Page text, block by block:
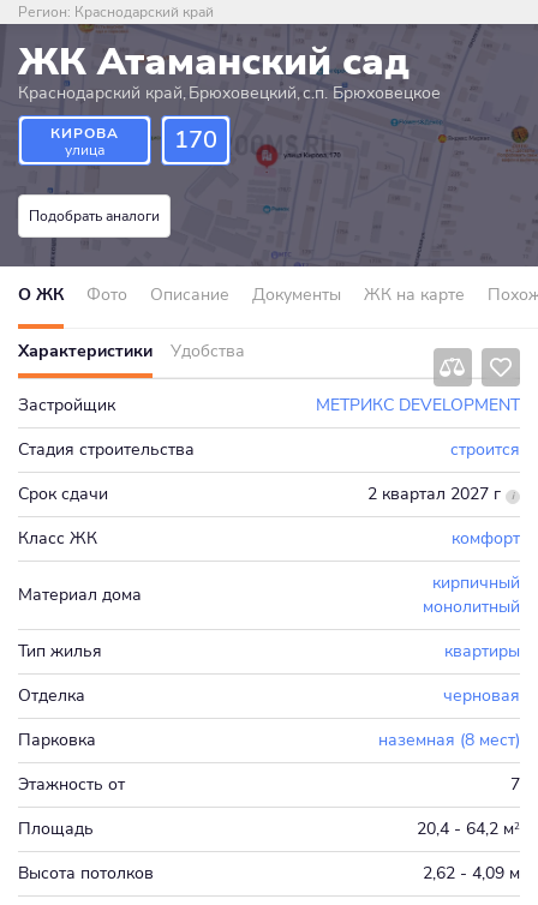
Регион: Краснодарский край
ЖК Атаманский сад
Краснодарский край,Брюховецкий,с.п. Брюховецкое
КИРОВА
улица
170
Подобрать аналоги
О ЖК Фото Описание Документы ЖК на карте
Характеристики Удобства
Застройщик
МЕТРИКС DEVELOPMENT
Стадия строительства
строится
Срок сдачи
2 квартал 2027 г
Класс ЖК
комфорт
Материал дома
кирпичный
монолитный
Тип жилья
квартиры
Отделка
черновая
Парковка
наземная (8 мест)
Этажность от
7
Площадь
20,4 - 64,2 м2
Высота потолков
2,62 - 4,09 м